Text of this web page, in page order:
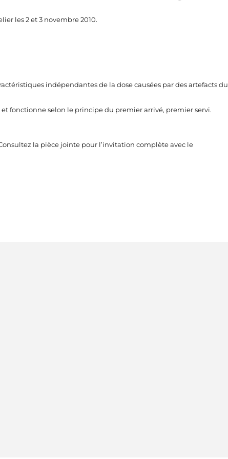
les 2 et 3 novembre 2010.
indépendantes de la dose causées par des artefacts du
fonctionne selon le principe du premier arrivé, premier servi.
la pièce jointe pour l’invitation complète avec le